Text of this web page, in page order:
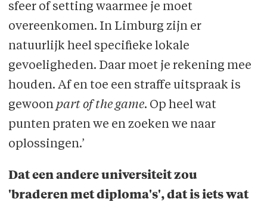
sfeer of setting waarmee je moet
overeenkomen. In Limburg zijn er
natuurlijk heel specifieke lokale
gevoeligheden. Daar moet je rekening mee
houden. Af en toe een straffe uitspraak is
gewoon part of the game. Op heel wat
punten praten we en zoeken we naar
oplossingen.’
Dat een andere universiteit zou
'braderen met diploma's', dat is iets wat